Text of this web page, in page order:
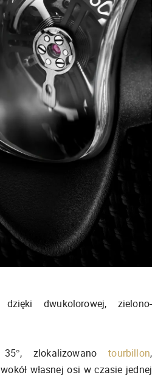
dwukolorowej, zielono-
zlokalizowanotourbillon,
własnej osi w czasie jednej